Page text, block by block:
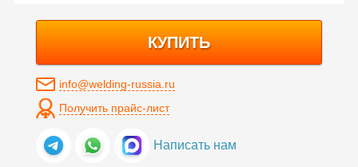
КУПИТЬ
info@welding-russia.ru
Получить прайс-лист
Написать нам